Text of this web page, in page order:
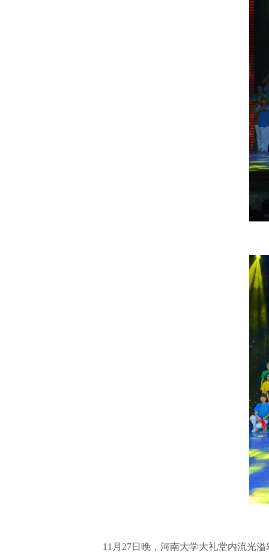
11月27日晚，河南大学大礼堂内流光